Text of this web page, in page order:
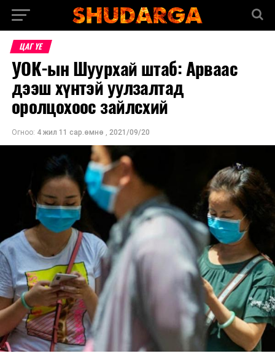
ЦАГ ҮЕ
УОК-ын Шуурхай штаб: Арваас
дээш хүнтэй уулзалтад
оролцохоос зайлсхий
Огноо: 4 жил 11 сар.өмнө , 2021/09/20